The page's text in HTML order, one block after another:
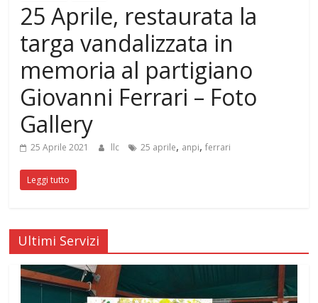
25 Aprile, restaurata la
targa vandalizzata in
memoria al partigiano
Giovanni Ferrari – Foto
Gallery
25 Aprile 2021 llc 25 aprile, anpi,ferrari
Leggi tutto
Ultimi Servizi